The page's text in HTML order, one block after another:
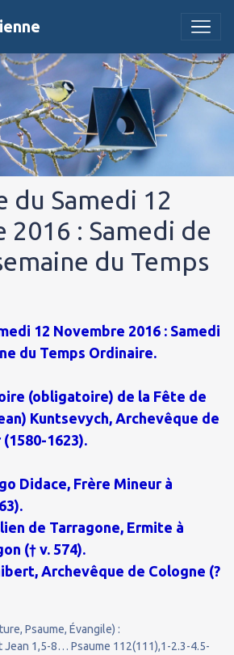
du Samedi 12
2016 : Samedi de
du Temps
12 Novembre 2016 : Samedi
du Temps Ordinaire.
(obligatoire) de la Fête de
Kuntsevych, Archevêque de
1623).
Didace, Frère Mineur à
de Tarragone, Ermite à
(† v. 574).
Archevêque de Cologne (?
Psaume, Évangile) :
1,5-8… Psaume 112(111),1-2.3-4.5-